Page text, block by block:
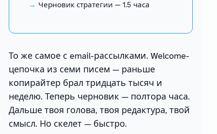
Черновик стратегии — 1.5 часа
То же самое с email-рассылками. Welcome-
цепочка из семи писем — раньше
копирайтер брал тридцать тысяч и
неделю. Теперь черновик — полтора часа.
Дальше твоя голова, твоя редактура, твой
смысл. Но скелет — быстро.